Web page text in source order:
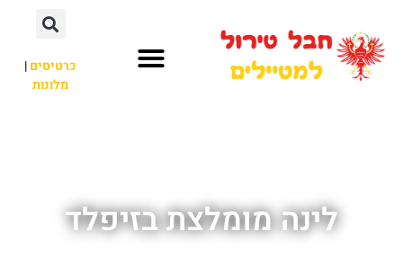
כרטיסים|
מלונות
לינה מומלצת בזיפלד